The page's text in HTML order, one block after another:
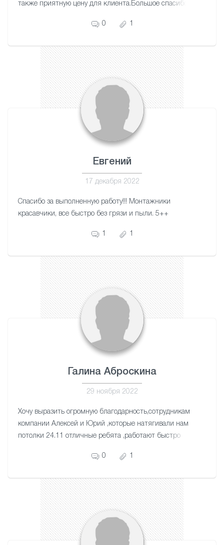
также приятную цену для клиента.Большое спасибо
работу.Приятно за свои деньги получать отличную
красивыми потолками выглядит прекрасно.
0 1
Евгений
17 декабря 2022
Спасибо за выполненную работу!!! Монтажники
красавчики, все быстро без грязи и пыли. 5++
1 1
Галина Аброскина
29 ноября 2022
Хочу выразить огромную благодарность,сотрудникам
компании Алексей и Юрий ,которые натягивали нам
потолки 24.11 отличные ребята ,работают быстро
0
1